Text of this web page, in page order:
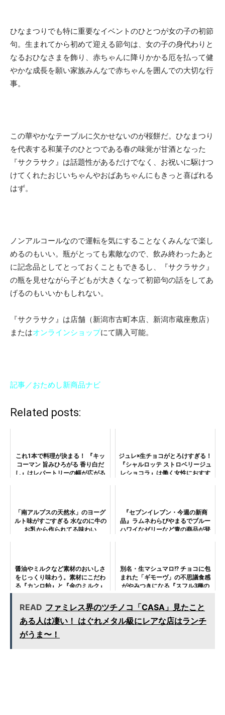
ひなまつりでも特に重要なイベントのひとつが女の子の初節
句。生まれてから初めて迎える節句は、女の子の身代わりと
なるおひなさまを飾り、赤ちゃんに降りかかる厄を払って健
やかな成長を願い家族みんなで赤ちゃんを囲んでの大切な行
事。
この華やかなテーブルに欠かせないのが桜餅だ。ひなまつり
を代表する和菓子のひとつである春の味覚が甘酒となった
『サクラサク』は話題性があるだけでなく、お祝いに駆けつ
けてくれたおじいちゃんやおばあちゃんにもきっと喜ばれる
はず。
ノンアルコールなので運転を気にすることなくみんなで楽し
めるのもいい。瓶がとっても素敵なので、飲み終わったあと
に記念品としてとっておくこともできるし、『サクラサク』
の瓶を見せながら子どもが大きくなって初節句の話をしてあ
げるのもいいかもしれない。
『サクラサク』は店舗（新潟市古町本店、新潟市蔵座敷店）
またはオンラインショップにて購入可能。
記事／おためし新商品ナビ
Related posts:
これ1本で料理が決まる！ 『キッ
コーマン 旨みひろがる 香り白だ
し』はレパートリーの幅が広がる
ジュレ×生チョコがとろけすぎる！
『シャルロッテ ストロベリージュ
レショコラ』は働く女性におすす
「南アルプスの天然水」のヨーグ
ルト味がすごすぎる 水なのに牛の
お乳から作られてる味わい
『セブンイレブン・今週の新商
品』ラムネわらびやまるでブルー
ハワイなゼリーなど青の商品が登
醤油やミルクなど素材のおいしさ
をじっくり味わう。素材にこだわ
る『カンロ飴』と『金のミルク』
中！
別名・生マシュマロ!? チョコに包
まれた「ギモーヴ」の不思議食感
がやみつきになる『スフル3種の
READ ファミレス界のツチノコ「CASA」見たこと
ある人は凄い！ はぐれメタル級にレアな店はランチ
がうま〜！